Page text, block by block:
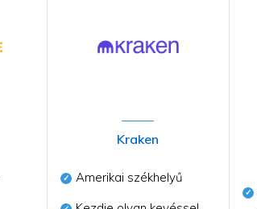
Kraken
Amerikai székhelyű